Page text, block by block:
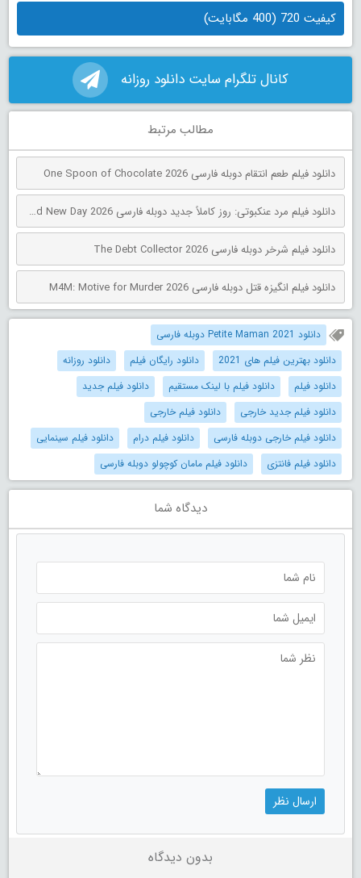
کیفیت 720 (400 مگابایت)
کانال تلگرام سایت دانلود روزانه
مطالب مرتبط
دانلود فیلم طعم انتقام دوبله فارسی One Spoon of Chocolate 2026
دانلود فیلم مرد عنکبوتی: روز کاملاً جدید دوبله فارسی Spider-Man: Brand New Day 2026
دانلود فیلم شرخر دوبله فارسی The Debt Collector 2026
دانلود فیلم انگیزه قتل دوبله فارسی M4M: Motive for Murder 2026
دانلود Petite Maman 2021 دوبله فارسی
دانلود بهترین فیلم های 2021
دانلود رایگان فیلم
دانلود روزانه
دانلود فیلم
دانلود فیلم با لینک مستقیم
دانلود فیلم جدید
دانلود فیلم جدید خارجی
دانلود فیلم خارجی
دانلود فیلم خارجی دوبله فارسی
دانلود فیلم درام
دانلود فیلم سینمایی
دانلود فیلم فانتزی
دانلود فیلم مامان کوچولو دوبله فارسی
دیدگاه شما
بدون دیدگاه